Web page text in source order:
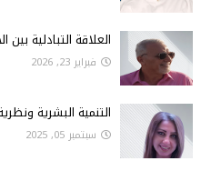
العلاقة التبادلية
فبراير 23, 2026
التنمية البشرية
سبتمبر 05, 2025